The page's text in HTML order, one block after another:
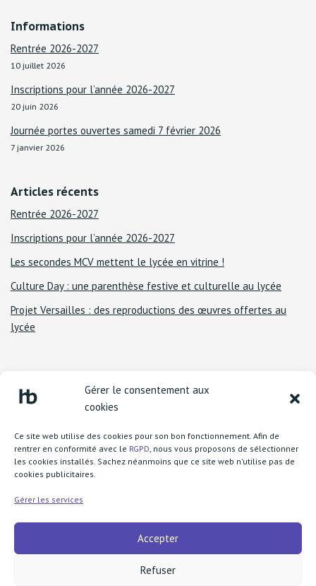
Gérer le consentement aux
cookies
Ce site web utilise des cookies pour son bon fonctionnement. Afin de
rentrer en conformité avec le RGPD, nous vous proposons de sélectionner
les cookies installés. Sachez néanmoins que ce site web n'utilise pas de
cookies publicitaires.
Gérer les services
Accepter
Refuser
Informations
Rentrée 2026-2027
10 juillet 2026
Inscriptions pour l’année 2026-2027
20 juin 2026
Journée portes ouvertes samedi 7 février 2026
7 janvier 2026
Articles récents
Rentrée 2026-2027
Inscriptions pour l’année 2026-2027
Les secondes MCV mettent le lycée en vitrine !
Culture Day : une parenthèse festive et culturelle au lycée
Projet Versailles : des reproductions des œuvres offertes au
lycée
Lycée Henri Becquerel
1 boulevard Henri Rousselle
call +33 1 64 08 73 83